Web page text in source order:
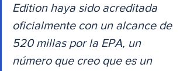
Edition haya sido acreditada
oficialmente con un alcance de
520 millas por la EPA, un
número que creo que es un